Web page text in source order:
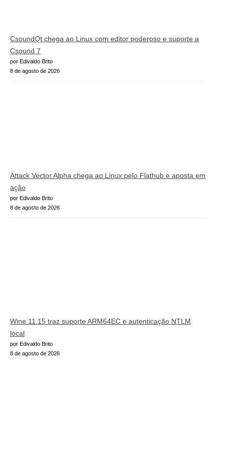
CsoundQt chega ao Linux com editor poderoso e suporte a
Csound 7
por Edivaldo Brito
8 de agosto de 2026
Attack Vector Alpha chega ao Linux pelo Flathub e aposta em
ação
por Edivaldo Brito
8 de agosto de 2026
Wine 11.15 traz suporte ARM64EC e autenticação NTLM
local
por Edivaldo Brito
8 de agosto de 2026